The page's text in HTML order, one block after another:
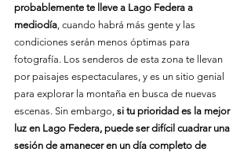
probablemente te lleve a Lago Federa a
mediodía , cuando habrá más gente y las
condiciones serán menos óptimas para
fotografía. Los senderos de esta zona te llevan
por paisajes espectaculares, y es un sitio genial
para explorar la montaña en busca de nuevas
escenas. Sin embargo, si tu prioridad es la mejor
luz en Lago Federa, puede ser difícil cuadrar una
sesión de amanecer en un día completo de